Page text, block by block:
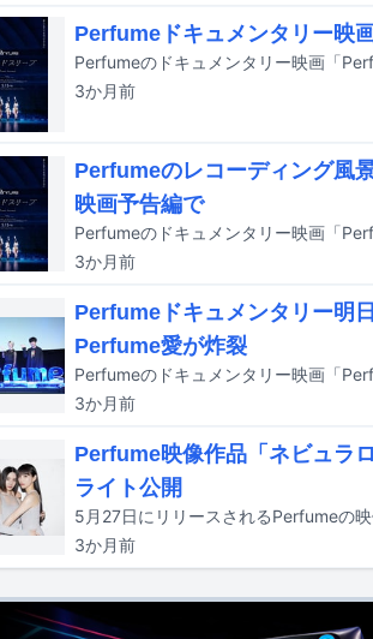
Perfumeドキュメンタリー映
3か月前
Perfumeのレコーディング風
映画予告編で
3か月前
Perfumeドキュメンタリー明
Perfume愛が炸裂
3か月前
Perfume映像作品「ネビュラ
ライト公開
3か月前